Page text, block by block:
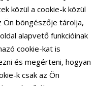
közül a cookie-k közül
böngészője tárolja,
alapvető funkcióinak
cookie-kat is
és megérteni, hogyan
k csak az Ön